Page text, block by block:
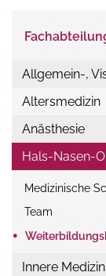
Allgemein-,
Altersmedizin
Anästhesie
Hals-Nasen-
Medizinische
Team
• Weiterbildungs
Innere